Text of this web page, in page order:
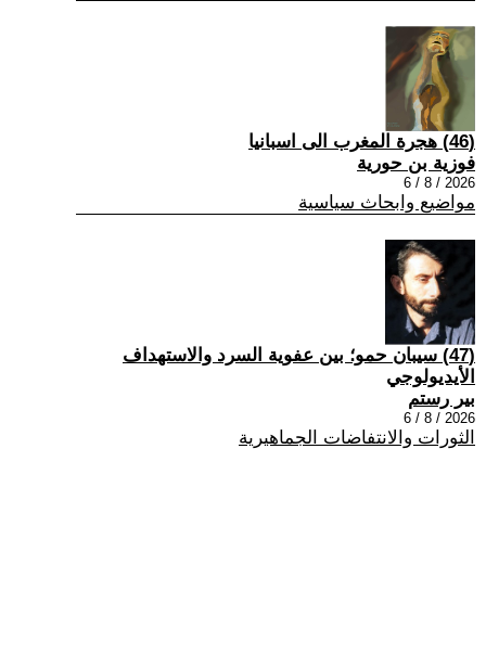
(46) هجرة المغرب الى اسبانيا
فوزية بن حورية
2026 / 8 / 6
مواضيع وابحاث سياسية
(47) سيبان حمو؛ بين عفوية السرد والاستهداف
الأيديولوجي
بير رستم
2026 / 8 / 6
الثورات والانتفاضات الجماهيرية